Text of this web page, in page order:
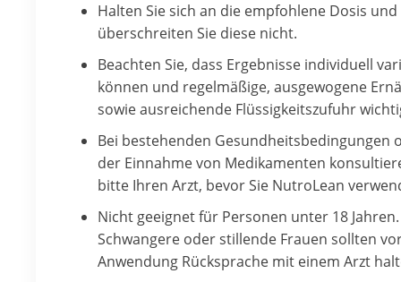
Halten Sie sich an die empfohlene Dosis und
überschreiten Sie diese nicht.
Beachten Sie, dass Ergebnisse individuell
können und regelmäßige, ausgewogene
sowie ausreichende Flüssigkeitszufuhr
Bei bestehenden Gesundheitsbedingungen
der Einnahme von Medikamenten
bitte Ihren Arzt, bevor Sie NutroLean
Nicht geeignet für Personen unter 18 Jahren.
Schwangere oder stillende Frauen sollten
Anwendung Rücksprache mit einem Arzt